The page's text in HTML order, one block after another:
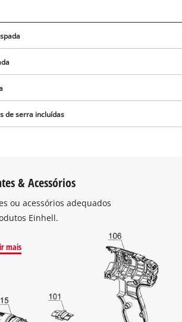
This content is
to trackers that
visitor. The
the site with their
to the list of
Powered by
de serra incluídas
& Acessórios
ou acessórios adequados
Einhell.
mais